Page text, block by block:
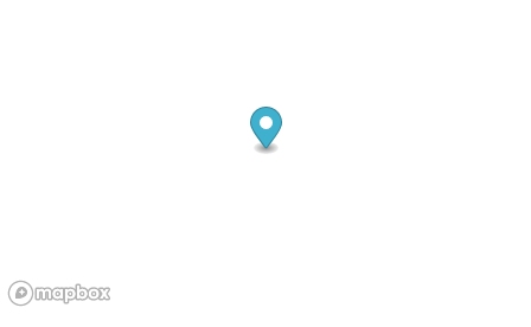
Картиной же холст становится только внутри
сознания созерцающего, поэтому каждому
Большой зал.